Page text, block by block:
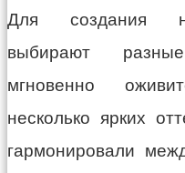
Для создания
выбирают
мгновенно
несколько ярких
гармонировали